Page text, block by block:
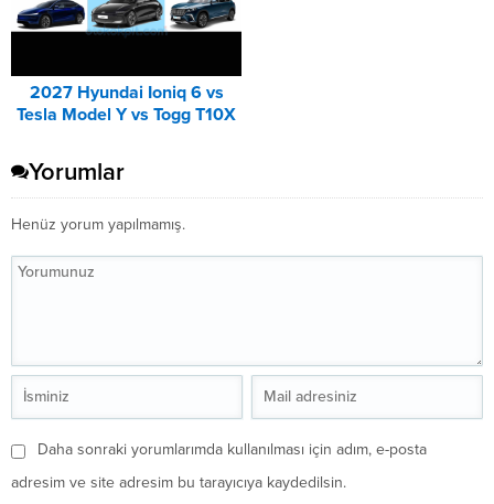
2027 Hyundai Ioniq 6 vs
Tesla Model Y vs Togg T10X
Yorumlar
Henüz yorum yapılmamış.
Daha sonraki yorumlarımda kullanılması için adım, e-posta
adresim ve site adresim bu tarayıcıya kaydedilsin.